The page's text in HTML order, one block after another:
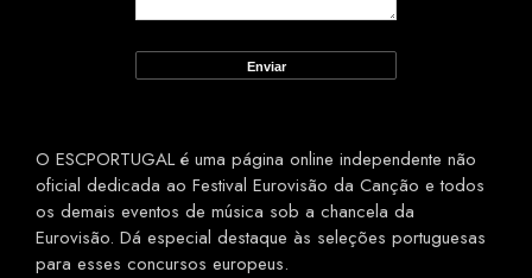
O ESCPORTUGAL é uma página online independente não
oficial dedicada ao Festival Eurovisão da Canção e todos
os demais eventos de música sob a chancela da
Eurovisão. Dá especial destaque às seleções portuguesas
para esses concursos europeus.